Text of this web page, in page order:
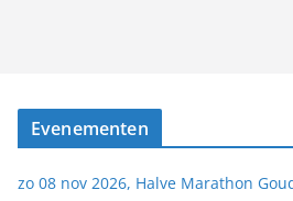
Evenementen
zo 08 nov 2026, Halve Marathon